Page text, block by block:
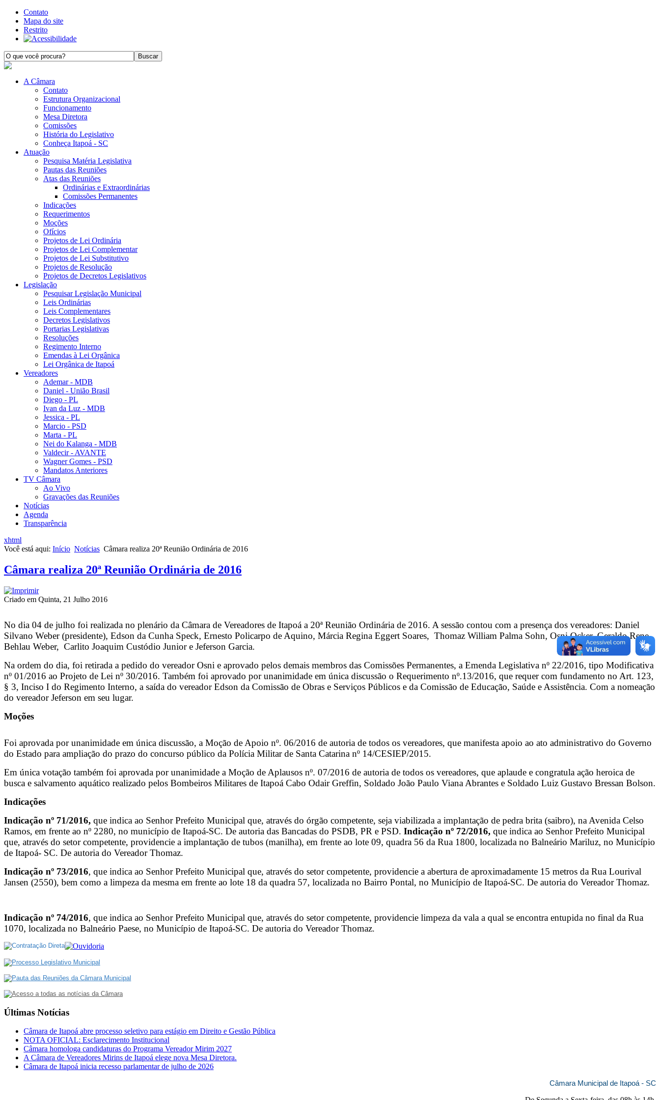
Contato
Mapa do site
Restrito
A Câmara
Contato
Estrutura Organizacional
Funcionamento
Mesa Diretora
Comissões
História do Legislativo
Conheça Itapoá - SC
Atuação
Pesquisa Matéria Legislativa
Pautas das Reuniões
Atas das Reuniões
Ordinárias e Extraordinárias
Comissões Permanentes
Indicações
Requerimentos
Moções
Ofícios
Projetos de Lei Ordinária
Projetos de Lei Complementar
Projetos de Lei Substitutivo
Projetos de Resolução
Projetos de Decretos Legislativos
Legislação
Pesquisar Legislação Municipal
Leis Ordinárias
Leis Complementares
Decretos Legislativos
Portarias Legislativas
Resoluções
Regimento Interno
Emendas à Lei Orgânica
Lei Orgânica de Itapoá
Vereadores
Ademar - MDB
Daniel - União Brasil
Diego - PL
Ivan da Luz - MDB
Jessica - PL
Marcio - PSD
Marta - PL
Nei do Kalanga - MDB
Valdecir - AVANTE
Wagner Gomes - PSD
Mandatos Anteriores
TV Câmara
Ao Vivo
Gravações das Reuniões
Notícias
Agenda
Transparência
xhtml
Você está aqui: Início Notícias Câmara realiza 20ª Reunião Ordinária de 2016
Câmara realiza 20ª Reunião Ordinária de 2016
Criado em Quinta, 21 Julho 2016
No dia 04 de julho foi realizada no plenário da Câmara de Vereadores de Itapoá a 20ª Reunião Ordinária de 2016. A sessão contou com a presença dos vereadores: Daniel
Silvano Weber (presidente), Edson da Cunha Speck, Ernesto Policarpo de Aquino, Márcia Regina Eggert Soares, Thomaz William Palma Sohn, Osni Ocker, Geraldo Rene
Behlau Weber, Carlito Joaquim Custódio Junior e Jeferson Garcia.
Na ordem do dia, foi retirada a pedido do vereador Osni e aprovado pelos demais membros das Comissões Permanentes, a Emenda Legislativa nº 22/2016, tipo Modificativa
nº 01/2016 ao Projeto de Lei nº 30/2016. Também foi aprovado por unanimidade em única discussão o Requerimento nº.13/2016, que requer com fundamento no Art. 123,
§ 3, Inciso I do Regimento Interno, a saída do vereador Edson da Comissão de Obras e Serviços Públicos e da Comissão de Educação, Saúde e Assistência. Com a nomeação
do vereador Jeferson em seu lugar.
Moções
Foi aprovada por unanimidade em única discussão, a Moção de Apoio nº. 06/2016 de autoria de todos os vereadores, que manifesta apoio ao ato administrativo do Governo
do Estado para ampliação do prazo do concurso público da Polícia Militar de Santa Catarina nº 14/CESIEP/2015.
Em única votação também foi aprovada por unanimidade a Moção de Aplausos nº. 07/2016 de autoria de todos os vereadores, que aplaude e congratula ação heroica de
busca e salvamento aquático realizado pelos Bombeiros Militares de Itapoá Cabo Odair Greffin, Soldado João Paulo Viana Abrantes e Soldado Luiz Gustavo Bressan Bolson.
Indicações
Indicação nº 71/2016, que indica ao Senhor Prefeito Municipal que, através do órgão competente, seja viabilizada a implantação de pedra brita (saibro), na Avenida Celso
Ramos, em frente ao nº 2280, no município de Itapoá-SC. De autoria das Bancadas do PSDB, PR e PSD. Indicação nº 72/2016, que indica ao Senhor Prefeito Municipal
que, através do setor competente, providencie a implantação de tubos (manilha), em frente ao lote 09, quadra 56 da Rua 1800, localizada no Balneário Mariluz, no Município
de Itapoá- SC. De autoria do Vereador Thomaz.
Indicação nº 73/2016, que indica ao Senhor Prefeito Municipal que, através do setor competente, providencie a abertura de aproximadamente 15 metros da Rua Lourival
Jansen (2550), bem como a limpeza da mesma em frente ao lote 18 da quadra 57, localizada no Bairro Pontal, no Município de Itapoá-SC. De autoria do Vereador Thomaz.
Indicação nº 74/2016, que indica ao Senhor Prefeito Municipal que, através do setor competente, providencie limpeza da vala a qual se encontra entupida no final da Rua
1070, localizada no Balneário Paese, no Município de Itapoá-SC. De autoria do Vereador Thomaz.
Últimas Notícias
Câmara de Itapoá abre processo seletivo para estágio em Direito e Gestão Pública
NOTA OFICIAL: Esclarecimento Institucional
Câmara homologa candidaturas do Programa Vereador Mirim 2027
A Câmara de Vereadores Mirins de Itapoá elege nova Mesa Diretora.
Câmara de Itapoá inicia recesso parlamentar de julho de 2026
Câmara Municipal de Itapoá - SC